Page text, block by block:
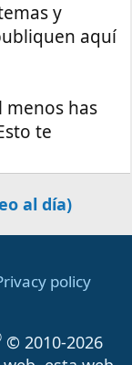
y
aquí
menos has
te
al día)
policy
© 2010-2026